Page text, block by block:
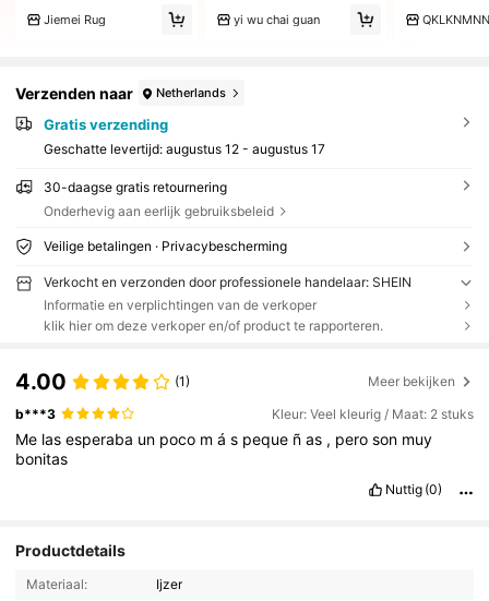
Jiemei Rug yi wu chai guan
Verzenden naar Netherlands
Gratis verzending
Geschatte levertijd: augustus 12 - augustus 17
30-daagse gratis retournering
Onderhevig aan eerlijk gebruiksbeleid
Veilige betalingen · Privacybescherming
Verkocht en verzonden door professionele handelaar: SHEIN
Informatie en verplichtingen van de verkoper
klik hier om deze verkoper en/of product te rapporteren.
4.00 (1) Meer bekijken
b***3 Kleur: Veel kleurig / Maat: 2 stuks
Me lasesperaba un poco más peque ñas , peroson muy
bonitas
Nuttig (0)
Productdetails
Materiaal: Ijzer